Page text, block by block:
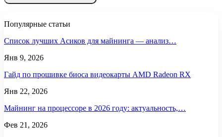
Популярные статьи
Список лучших Асиков для майнинга — анализ…
Янв 9, 2026
Гайд по прошивке биоса видеокарты AMD Radeon RX
Янв 22, 2026
Майнинг на процессоре в 2026 году: актуальность,…
Фев 21, 2026